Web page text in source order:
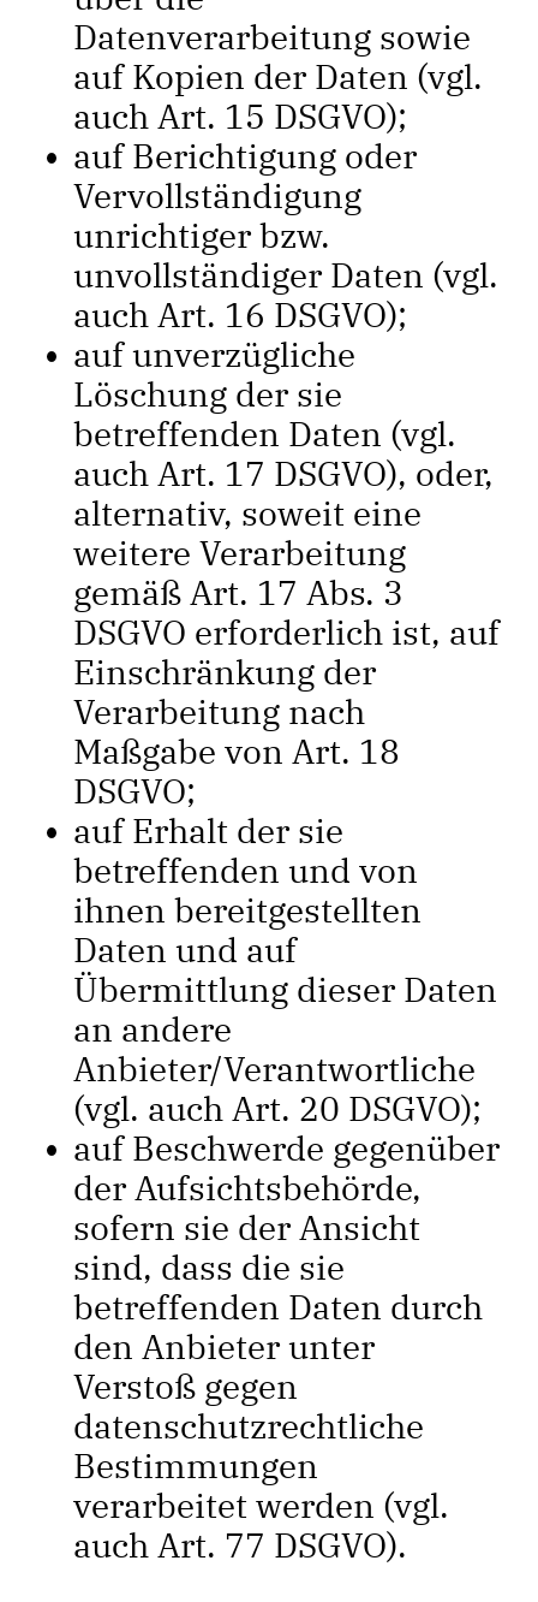
Datenverarbeitung sowie
auf Kopien der Daten (vgl.
auch Art. 15 DSGVO);
auf Berichtigung oder
Vervollständigung
unrichtiger bzw.
unvollständiger Daten (vgl.
auch Art. 16 DSGVO);
auf unverzügliche
Löschung der sie
betreffenden Daten (vgl.
auch Art. 17 DSGVO), oder,
alternativ, soweit eine
weitere Verarbeitung
gemäß Art. 17 Abs. 3
DSGVO erforderlich ist, auf
Einschränkung der
Verarbeitung nach
Maßgabe von Art. 18
DSGVO;
auf Erhalt der sie
betreffenden und von
ihnen bereitgestellten
Daten und auf
Übermittlung dieser Daten
an andere
Anbieter/Verantwortliche
(vgl. auch Art. 20 DSGVO);
auf Beschwerde gegenüber
der Aufsichtsbehörde,
sofern sie der Ansicht
sind, dass die sie
betreffenden Daten durch
den Anbieter unter
Verstoß gegen
datenschutzrechtliche
Bestimmungen
verarbeitet werden (vgl.
auch Art. 77 DSGVO).